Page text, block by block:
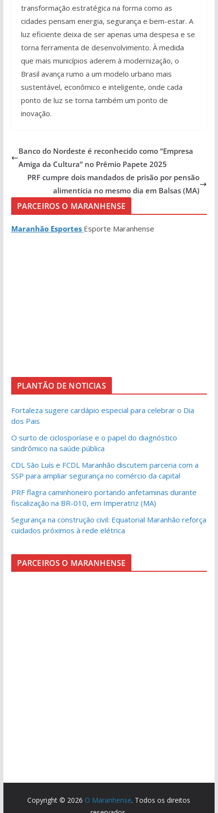
transformação estratégica na forma como as
cidades pensam energia, segurança e bem-estar. A
luz eficiente deixa de ser apenas uma despesa e se
torna ferramenta de desenvolvimento. À medida
que mais municípios aderem à modernização, o
Brasil avança rumo a um modelo urbano mais
sustentável, econômico e inteligente, onde cada
ponto de luz se torna também um ponto de
inovação.
Banco do Nordeste é reconhecido como “Empresa
Amiga da Cultura” no Prêmio Papete 2025
PRF cumpre dois mandados de prisão por pensão
alimentícia no mesmo dia em Balsas (MA)
PARCEIROS O MARANHENSE
Maranhão Esportes Esporte Maranhense
PLANTÃO DE NOTICIAS
Fortaleza sugere cardápio especial para celebrar o Dia
dos Pais
O surto de ciclosporíase e o papel do diagnóstico
sindrômico na saúde pública
CDL São Luís e FCDL Maranhão discutem parceria com a
SSP para ampliar segurança no comércio da capital
PRF flagra caminhoneiro portando anfetaminas durante
fiscalização na BR-010, em Imperatriz (MA)
Segurança na construção civil: Equatorial Maranhão reforça
cuidados próximos à rede elétrica
PARCEIROS O MARANHENSE
Copyright © 2026 O Maranhense. Todos os direitos